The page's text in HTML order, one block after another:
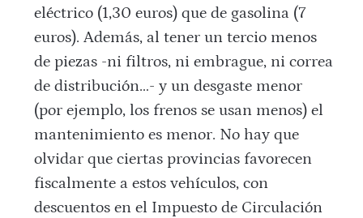
eléctrico (1,30 euros) que de gasolina (7
euros). Además, al tener un tercio menos
de piezas -ni filtros, ni embrague, ni correa
de distribución…- y un desgaste menor
(por ejemplo, los frenos se usan menos) el
mantenimiento es menor. No hay que
olvidar que ciertas provincias favorecen
fiscalmente a estos vehículos, con
descuentos en el Impuesto de Circulación